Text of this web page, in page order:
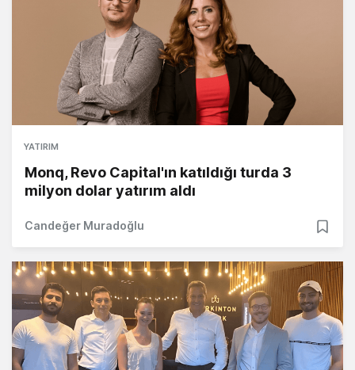
YATIRIM
Monq, Revo Capital'ın katıldığı turda 3
milyon dolar yatırım aldı
Candeğer Muradoğlu